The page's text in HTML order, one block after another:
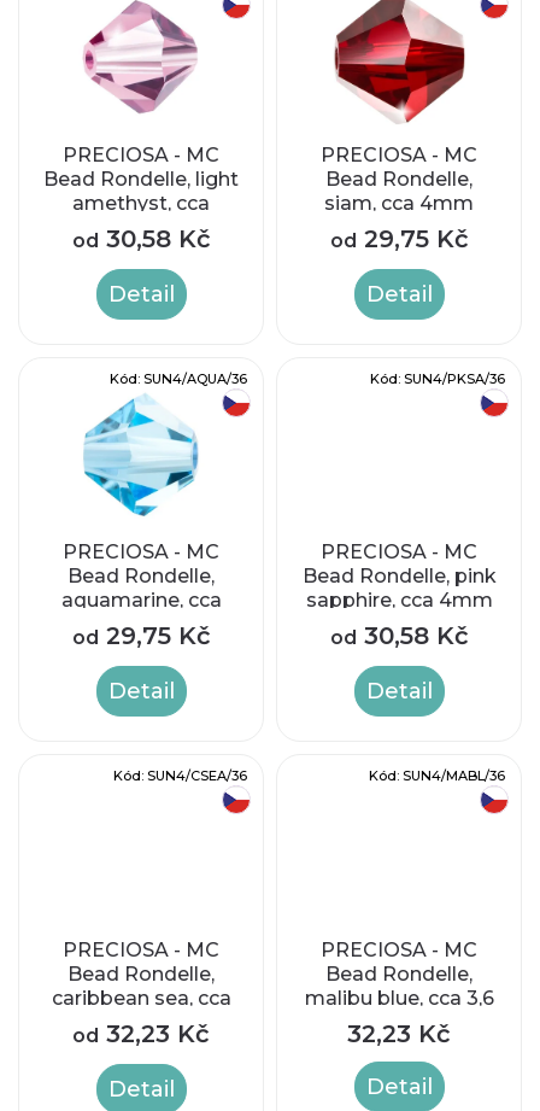
PRECIOSA - MC
Bead Rondelle, light
amethyst, cca
4mm
od 30,58 Kč
Detail
PRECIOSA - MC
Bead Rondelle,
siam, cca 4mm
od 29,75 Kč
Detail
PRECIOSA - MC
Bead Rondelle,
aquamarine, cca
4mm
od 29,75 Kč
Detail
Kód: SUN4/AQUA/36
PRECIOSA - MC
Bead Rondelle, pink
sapphire, cca 4mm
od 30,58 Kč
Detail
Kód: SUN4/PKSA/36
PRECIOSA - MC
Bead Rondelle,
caribbean sea, cca
4mm
od 32,23 Kč
Detail
Kód: SUN4/CSEA/36
PRECIOSA - MC
Bead Rondelle,
malibu blue, cca 3,6
x 4,1 mm
32,23 Kč
Detail
Kód: SUN4/MABL/36